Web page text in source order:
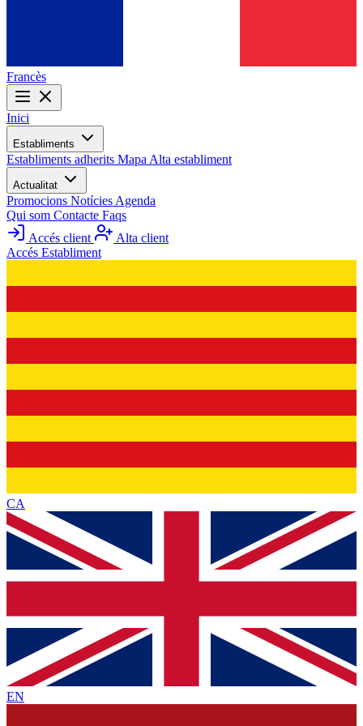
Francès
Inici
Establiments
Establiments adherits Mapa Alta establiment
Actualitat
Promocions Notícies Agenda
Qui som Contacte Faqs
Accés client
Alta client
Accés Establiment
CA
EN